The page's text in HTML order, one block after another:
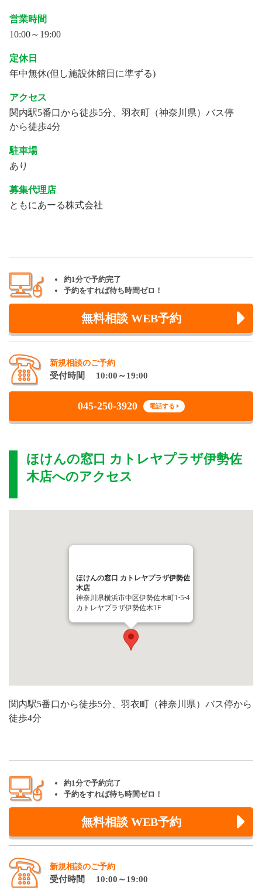
営業時間
10:00～19:00
定休日
年中無休(但し施設休館日に準ずる)
アクセス
関内駅5番口から徒歩5分、羽衣町（神奈川県）バス停
から徒歩4分
駐車場
あり
募集代理店
ともにあーる株式会社
約1分で予約完了
予約をすれば待ち時間ゼロ！
無料相談 WEB予約
新規相談のご予約
受付時間 10:00～19:00
045-250-3920 電話する
ほけんの窓口 カトレヤプラザ伊勢佐
木店へのアクセス
ほけんの窓口 カトレヤプラザ伊勢佐
木店
神奈川県横浜市中区伊勢佐木町1-5-4
カトレヤプラザ伊勢佐木1F
関内駅5番口から徒歩5分、羽衣町（神奈川県）バス停から
徒歩4分
約1分で予約完了
予約をすれば待ち時間ゼロ！
無料相談 WEB予約
新規相談のご予約
受付時間 10:00～19:00